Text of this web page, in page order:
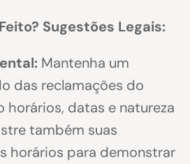
Sugestões Legais:
Mantenha um
das reclamações do
horários, datas e natureza
também suas
horários para demonstrar